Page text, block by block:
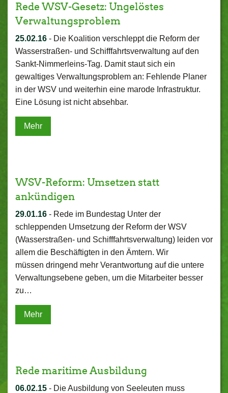
Rede WSV-Gesetz: Ungelöstes
Verwaltungsproblem
25.02.16 - Die Koalition verschleppt die Reform der
Wasserstraßen- und Schifffahrtsverwaltung auf den
Sankt-Nimmerleins-Tag. Damit staut sich ein
gewaltiges Verwaltungsproblem an: Fehlende Planer
in der WSV und weiterhin eine marode Infrastruktur.
Eine Lösung ist nicht absehbar.
Mehr
WSV-Reform: Umsetzen statt
ankündigen
29.01.16 - Rede im Bundestag Unter der
schleppenden Umsetzung der Reform der WSV
(Wasserstraßen- und Schifffahrtsverwaltung) leiden vor
allem die Beschäftigten in den Ämtern. Wir
müssen dringend mehr Verantwortung auf die untere
Verwaltungsebene geben, um die Mitarbeiter besser
zu…
Mehr
Rede maritime Ausbildung
06.02.15 - Die Ausbildung von Seeleuten muss